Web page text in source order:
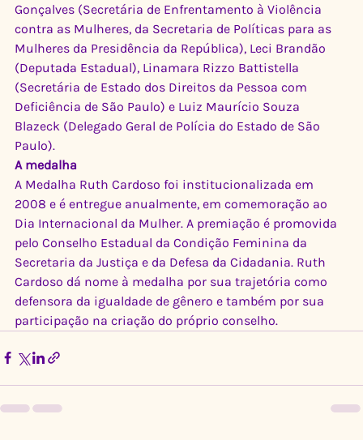
Gonçalves (Secretária de Enfrentamento à Violência
contra as Mulheres, da Secretaria de Políticas para as
Mulheres da Presidência da República), Leci Brandão
(Deputada Estadual), Linamara Rizzo Battistella
(Secretária de Estado dos Direitos da Pessoa com
Deficiência de São Paulo) e Luiz Maurício Souza
Blazeck (Delegado Geral de Polícia do Estado de São
Paulo).
A medalha
A Medalha Ruth Cardoso foi institucionalizada em
2008 e é entregue anualmente, em comemoração ao
Dia Internacional da Mulher. A premiação é promovida
pelo Conselho Estadual da Condição Feminina da
Secretaria da Justiça e da Defesa da Cidadania. Ruth
Cardoso dá nome à medalha por sua trajetória como
defensora da igualdade de gênero e também por sua
participação na criação do próprio conselho.